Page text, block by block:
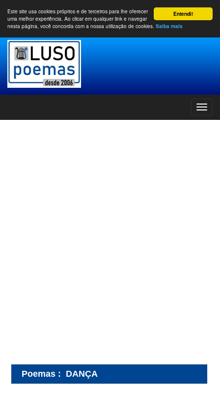
Entendi!
Este site usa cookies próprios e de terceiros para lhe oferecer
uma melhor experiência. Ao clicar em qualquer link e navegar
nesta página, você concorda com a nossa utilização de cookies. Saiba mais
Poemas : DANÇA